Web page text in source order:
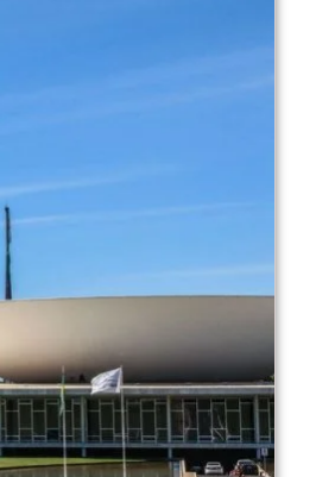
5, 2026
agosto 5, 2026
2026